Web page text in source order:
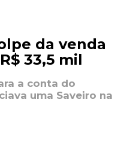
da venda
33,5 mil
a conta do
uma Saveiro na